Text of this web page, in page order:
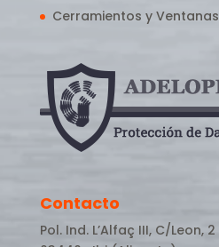
Cerramientos y Ventanas
Contacto
Pol. Ind. L’Alfaç III, C/Leon, 2